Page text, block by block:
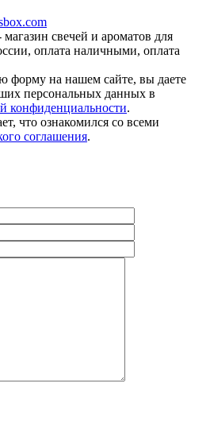
свечей и ароматов для
оплата наличными, оплата
форму на нашем сайте, вы даете
персональных данных в
конфиденциальности.
что ознакомился со всеми
соглашения.